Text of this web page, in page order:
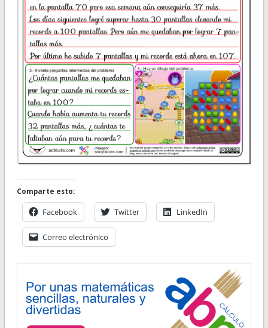
Comparte esto:
Facebook Twitter LinkedIn
Correo electrónico